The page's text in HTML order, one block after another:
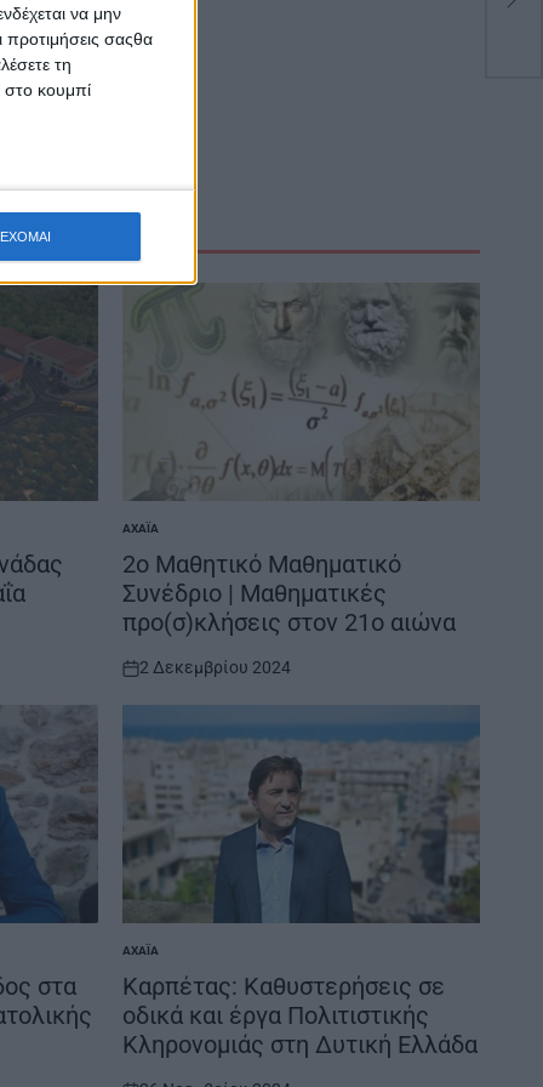
να μην
προτιμήσεις σαςθα
τη
στο κουμπί
POSTED
IN
ΑΧΑΪ́Α
2ο Μαθητικό Μαθηματικό
Συνέδριο | Μαθηματικές
προ(σ)κλήσεις στον 21ο αιώνα
on
2 Δεκεμβρίου 2024
στα
POSTED
IN
ΑΧΑΪ́Α
Καρπέτας: Καθυστερήσεις σε
οδικά και έργα Πολιτιστικής
Κληρονομιάς στη Δυτική Ελλάδα